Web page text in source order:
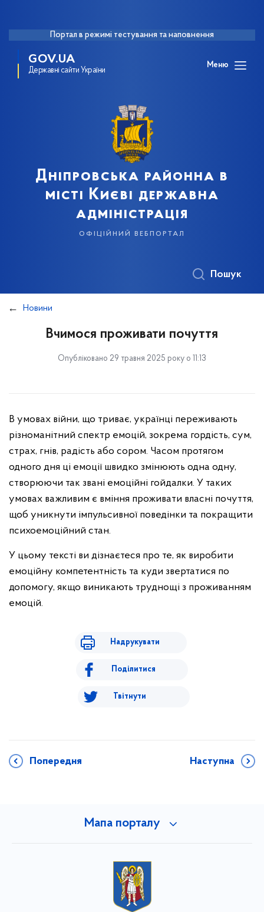
Портал в режимі тестування та наповнення
GOV.UA
Державні сайти України
Меню
Дніпровська районна в
місті Києві державна
адміністрація
офіційний вебпортал
Пошук
Новини
Вчимося проживати почуття
Опубліковано 29 травня 2025 року о 11:13
В умовах війни, що триває, українці переживають
різноманітний спектр емоцій, зокрема гордість, сум,
страх, гнів, радість або сором. Часом протягом
одного дня ці емоції швидко змінюють одна одну,
створюючи так звані емоційні гойдалки. У таких
умовах важливим є вміння проживати власні почуття,
щоб уникнути імпульсивної поведінки та покращити
психоемоційний стан.
У цьому тексті ви дізнаєтеся про те, як виробити
емоційну компетентність та куди звертатися по
допомогу, якщо виникають труднощі з проживанням
емоцій.
Надрукувати
Поділитися
Твітнути
Попередня Наступна
Мапа порталу